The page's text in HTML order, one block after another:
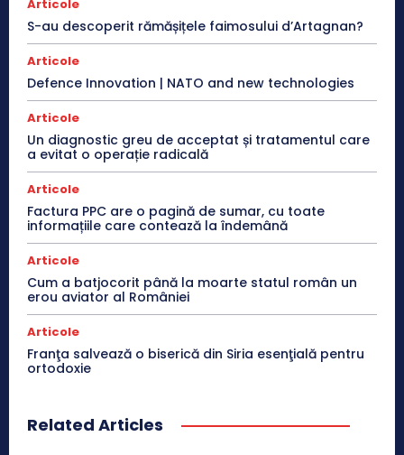
Articole
S-au descoperit rămășițele faimosului d’Artagnan?
Articole
Defence Innovation | NATO and new technologies
Articole
Un diagnostic greu de acceptat și tratamentul care
a evitat o operație radicală
Articole
Factura PPC are o pagină de sumar, cu toate
informațiile care contează la îndemână
Articole
Cum a batjocorit până la moarte statul român un
erou aviator al României
Articole
Franţa salvează o biserică din Siria esenţială pentru
ortodoxie
Related Articles